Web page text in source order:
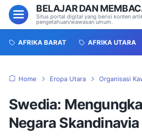
Menu
BELAJAR DAN
Situs portal digital yang berisi konten
pengetahuan/wawasan umum.
AFRIKA BARAT AFRIKA UTARA
Home Eropa Utara Organisasi
Swedia:
Negara Skandinavia